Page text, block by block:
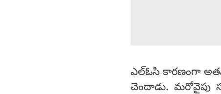
ఎల్‌ఓసి కారణంగా
చెందాడు. మరోవైపు